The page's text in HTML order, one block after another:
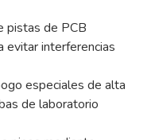
pistas de PCB
evitar interferencias
especiales de alta
de laboratorio